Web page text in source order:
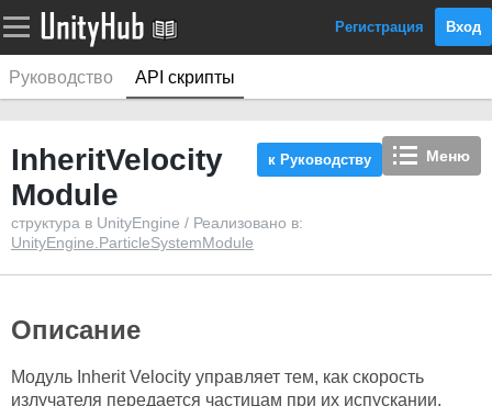
Регистрация Вход
Руководство API скрипты
Меню
к Руководству
InheritVelocity
Module
структура в UnityEngine / Реализовано в:
UnityEngine.ParticleSystemModule
Описание
Модуль Inherit Velocity управляет тем, как скорость
излучателя передается частицам при их испускании.